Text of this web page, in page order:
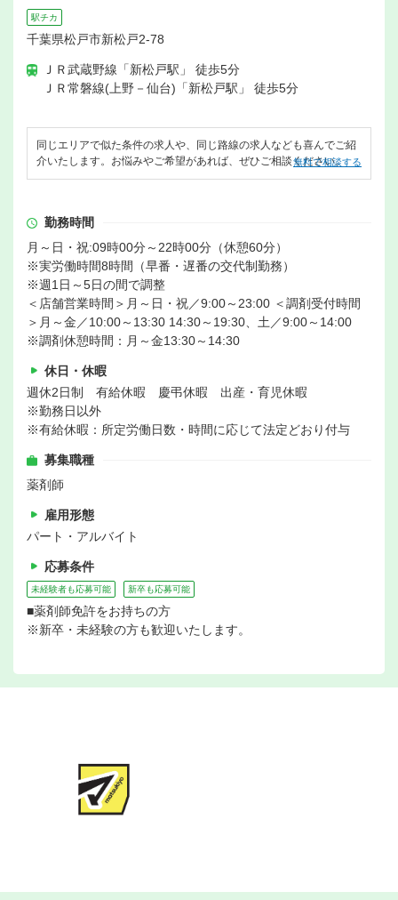
駅チカ
千葉県松戸市新松戸2-78
ＪＲ武蔵野線「新松戸駅」 徒歩5分
ＪＲ常磐線(上野－仙台)「新松戸駅」 徒歩5分
同じエリアで似た条件の求人や、同じ路線の求人なども喜んでご紹
介いたします。お悩みやご希望があれば、ぜひご相談ください。
無料で相談する
勤務時間
月～日・祝:09時00分～22時00分（休憩60分）
※実労働時間8時間（早番・遅番の交代制勤務）
※週1日～5日の間で調整
＜店舗営業時間＞月～日・祝／9:00～23:00 ＜調剤受付時間
＞月～金／10:00～13:30 14:30～19:30、土／9:00～14:00
※調剤休憩時間：月～金13:30～14:30
休日・休暇
週休2日制 有給休暇 慶弔休暇 出産・育児休暇
※勤務日以外
※有給休暇：所定労働日数・時間に応じて法定どおり付与
募集職種
薬剤師
雇用形態
パート・アルバイト
応募条件
未経験者も応募可能 新卒も応募可能
■薬剤師免許をお持ちの方
※新卒・未経験の方も歓迎いたします。